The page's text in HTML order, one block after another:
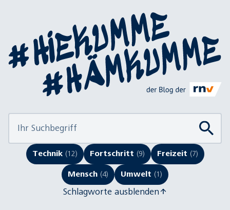
Technik (12) Fortschritt (9) Freizeit (7)
Mensch (4) Umwelt (1)
Schlagworte ausblenden